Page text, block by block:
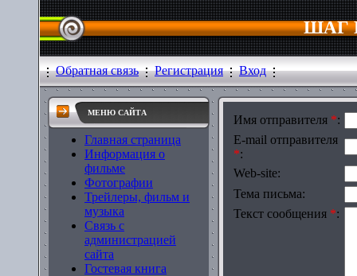
ШАГ
Обратная связь Регистрация Вход
МЕНЮ САЙТА
Главная страница
Информация о
фильме
Фотографии
Трейлеры, фильм и
музыка
Связь с
администрацией
сайта
Гостевая книга
Имя отправителя *:
E-mail отправителя
*:
Web-site:
Тема письма:
Текст сообщения *: